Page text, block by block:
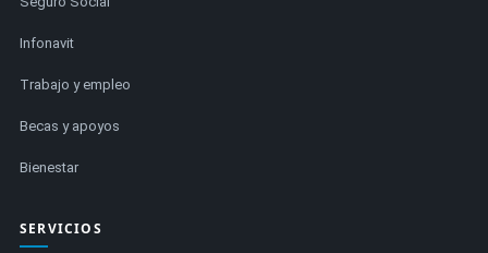
Infonavit
Trabajo y empleo
Becas y apoyos
Bienestar
SERVICIOS